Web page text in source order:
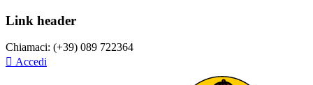
Link header
Chiamaci: (+39) 089 722364
 Accedi